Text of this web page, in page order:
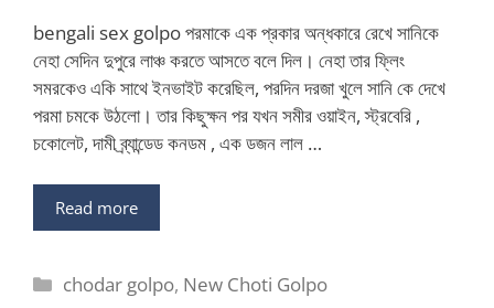
bengali sex golpo পরমাকে এক প্রকার অন্ধকারে রেখে সানিকে
নেহা সেদিন দুপুরে লাঞ্চ করতে আসতে বলে দিল। নেহা তার ফ্লিং
সমরকেও একি সাথে ইনভাইট করেছিল, পরদিন দরজা খুলে সানি কে দেখে
পরমা চমকে উঠলো। তার কিছুক্ষন পর যখন সমীর ওয়াইন, স্ট্রবেরি ,
চকোলেট, দামী ব্র্যান্ডেড কনডম , এক ডজন লাল …
Read more
Categories
chodar golpo, New Choti Golpo